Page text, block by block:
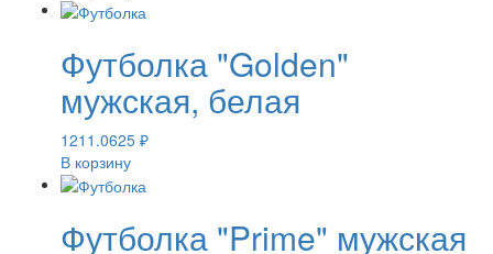
Футболка "Golden"
мужская, белая
1211.0625 ₽
В корзину
Футболка "Prime" мужская